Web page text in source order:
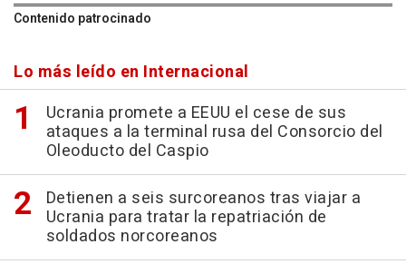
Contenido patrocinado
Lo más leído en Internacional
Ucrania promete a EEUU el cese de sus
ataques a la terminal rusa del Consorcio del
Oleoducto del Caspio
Detienen a seis surcoreanos tras viajar a
Ucrania para tratar la repatriación de
soldados norcoreanos